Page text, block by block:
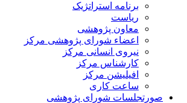
برنامه استراتژیک
ریاست
معاون پژوهشی
اعضاء شورای پژوهشی مرکز
نیروی انسانی مرکز
کارشناس مرکز
افیلیشن مرکز
ساعت کاری
صورتجلسات شورای پژوهشی